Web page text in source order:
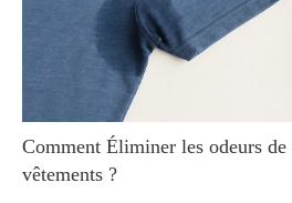
Comment Éliminer les odeurs
vêtements ?